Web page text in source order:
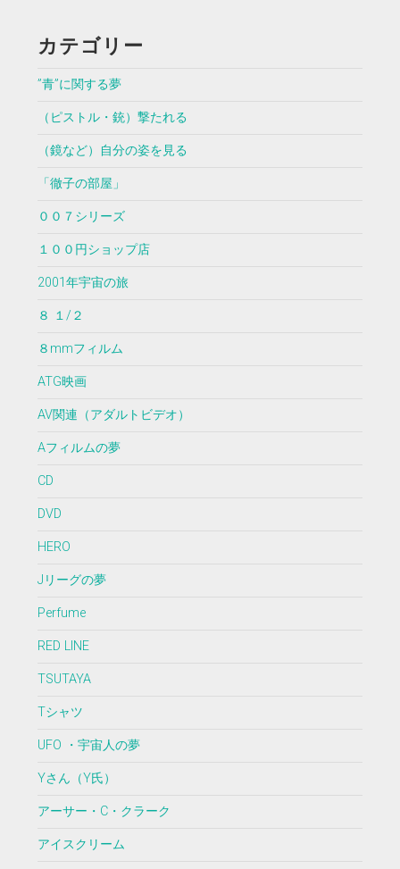
カテゴリー
”青”に関する夢
（ピストル・銃）撃たれる
（鏡など）自分の姿を見る
「徹子の部屋」
００７シリーズ
１００円ショップ店
2001年宇宙の旅
８ １/２
８mmフィルム
ATG映画
AV関連（アダルトビデオ）
Aフィルムの夢
CD
DVD
HERO
Jリーグの夢
Perfume
RED LINE
TSUTAYA
Tシャツ
UFO ・宇宙人の夢
Yさん（Y氏）
アーサー・C・クラーク
アイスクリーム